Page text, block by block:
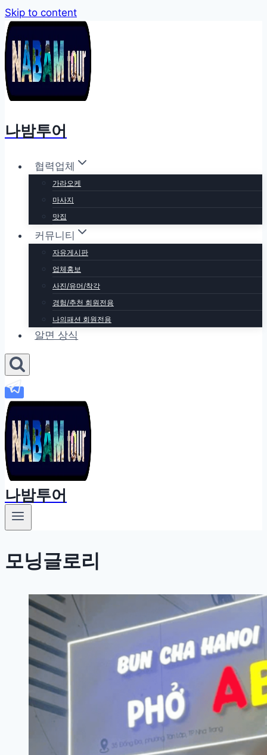
Skip to content
나밤투어
협력업체
가라오케
마사지
맛집
커뮤니티
자유게시판
업체홍보
사진/유머/착각
경험/추천 회원전용
나의패션 회원전용
알면 상식
나밤투어
모닝글로리